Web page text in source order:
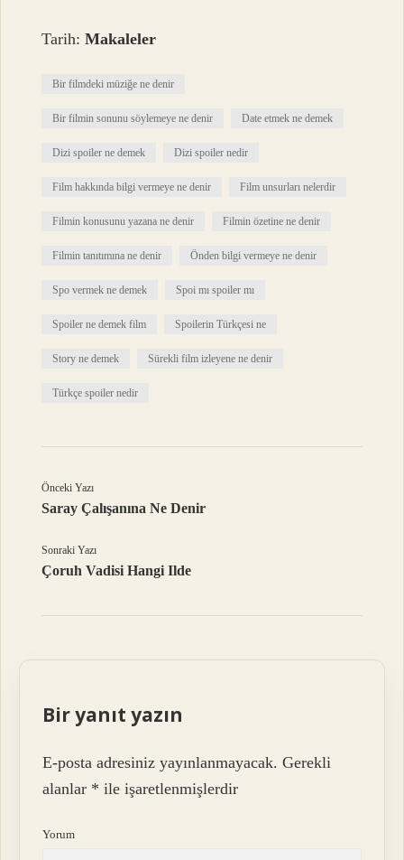
Tarih:Makaleler
Bir filmdeki müziğe ne denir
Bir filmin sonunu söylemeye ne denir Date etmek ne demek
Dizi spoiler ne demek Dizi spoiler nedir
Film hakkında bilgi vermeye ne denir Film unsurları nelerdir
Filmin konusunu yazana ne denir Filmin özetine ne denir
Filmin tanıtımına ne denir Önden bilgi vermeye ne denir
Spo vermek ne demek Spoi mı spoiler mı
Spoiler ne demek film Spoilerin Türkçesi ne
Story ne demek Sürekli film izleyene ne denir
Türkçe spoiler nedir
Önceki Yazı
Saray Çalışanına Ne Denir
Sonraki Yazı
Çoruh Vadisi Hangi Ilde
Bir yanıt yazın
E-posta adresiniz yayınlanmayacak. Gerekli
alanlar * ile işaretlenmişlerdir
Yorum